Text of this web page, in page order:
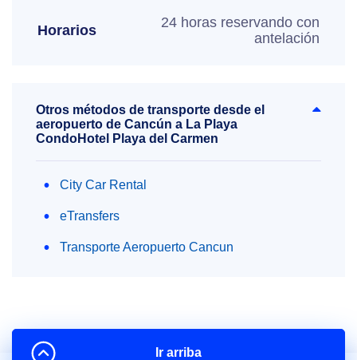
Horarios
24 horas reservando con
antelación
Otros métodos de transporte desde el
aeropuerto de Cancún a La Playa
CondoHotel Playa del Carmen
City Car Rental
eTransfers
Transporte Aeropuerto Cancun
Ir arriba